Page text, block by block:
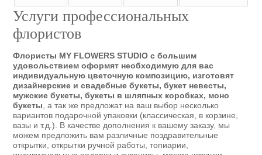
Услуги профессиональных
флористов
Флористы MY FLOWERS STUDIO с большим
удовольствием оформят необходимую для вас
индивидуальную цветочную композицию, изготовят
дизайнерские и свадебные букеты, букет невесты,
мужские букеты, букеты в шляпных коробках, моно
букеты , а так же предложат на ваш выбор несколько
вариантов подарочной упаковки (классическая, в корзине,
вазы и т.д.). В качестве дополнения к вашему заказу, мы
можем предложить вам различные поздравительные
открытки, открытки ручной работы, топиарии,